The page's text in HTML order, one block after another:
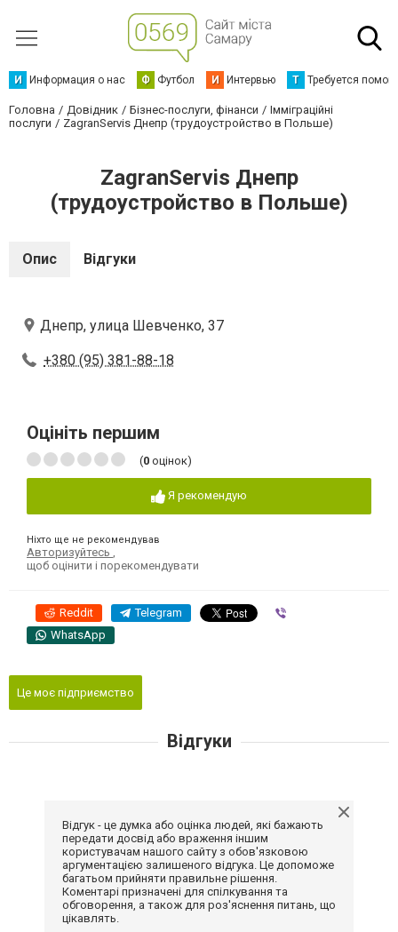
И Информация о нас Ф Футбол И Интервью Т Требуется
Головна Довідник Бізнес-послуги, фінанси
Імміграційні
послуги
ZagranServis Днепр (трудоустройство в Польше)
ZagranServis Днепр
(трудоустройство в Польше)
Опис Відгуки
Днепр, улица Шевченко, 37
+380 (95) 381-88-18
Оцініть першим
(0 оцінок)
Я рекомендую
Ніхто ще не рекомендував
Авторизуйтесь
щоб оцінити і порекомендувати
Reddit Telegram
WhatsApp
Це моє підприємство
Відгуки
Відгук - це думка або оцінка людей, які бажають
передати досвід або враження іншим
користувачам нашого сайту з обов'язковою
аргументацією залишеного відгука. Це допоможе
багатьом прийняти правильне рішення.
Коментарі призначені для спілкування та
обговорення, а також для роз'яснення питань, що
цікавлять.